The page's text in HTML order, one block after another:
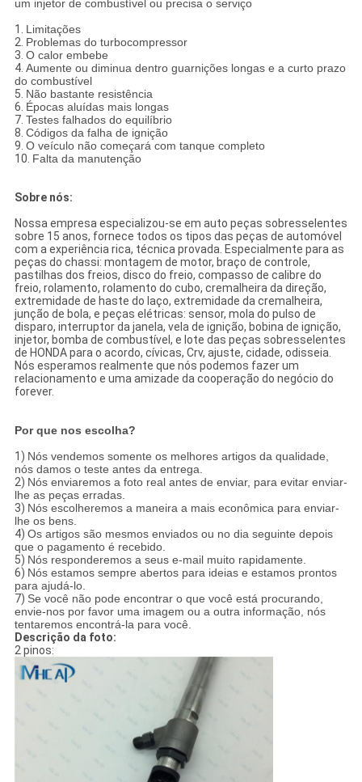
um injetor de combustível ou precisa o serviço
1. Limitações
2. Problemas do turbocompressor
3. O calor embebe
4. Aumente ou diminua dentro guarnições longas e a curto prazo
do combustível
5. Não bastante resistência
6. Épocas aluídas mais longas
7. Testes falhados do equilíbrio
8. Códigos da falha de ignição
9. O veículo não começará com tanque completo
10. Falta da manutenção
Sobre nós:
Nossa empresa especializou-se em auto peças sobresselentes
sobre 15 anos, fornece todos os tipos das peças de automóvel
com a experiência rica, técnica provada. Especialmente para as
peças do chassi: montagem de motor, braço de controle,
pastilhas dos freios, disco do freio, compasso de calibre do
freio, rolamento, rolamento do cubo, cremalheira da direção,
extremidade de haste do laço, extremidade da cremalheira,
junção de bola, e peças elétricas: sensor, mola do pulso de
disparo, interruptor da janela, vela de ignição, bobina de ignição,
injetor, bomba de combustível, e lote das peças sobresselentes
de HONDA para o acordo, cívicas, Crv, ajuste, cidade, odisseia.
Nós esperamos realmente que nós podemos fazer um
relacionamento e uma amizade da cooperação do negócio do
forever.
Por que nos escolha?
1) Nós vendemos somente os melhores artigos da qualidade,
nós damos o teste antes da entrega.
2) Nós enviaremos a foto real antes de enviar, para evitar enviar-
lhe as peças erradas.
3) Nós escolheremos a maneira a mais econômica para enviar-
lhe os bens.
4) Os artigos são mesmos enviados ou no dia seguinte depois
que o pagamento é recebido.
5) Nós responderemos a seus e-mail muito rapidamente.
6) Nós estamos sempre abertos para ideias e estamos prontos
para ajudá-lo.
7) Se você não pode encontrar o que você está procurando,
envie-nos por favor uma imagem ou a outra informação, nós
tentaremos encontrá-la para você.
Descrição da foto:
2 pinos: